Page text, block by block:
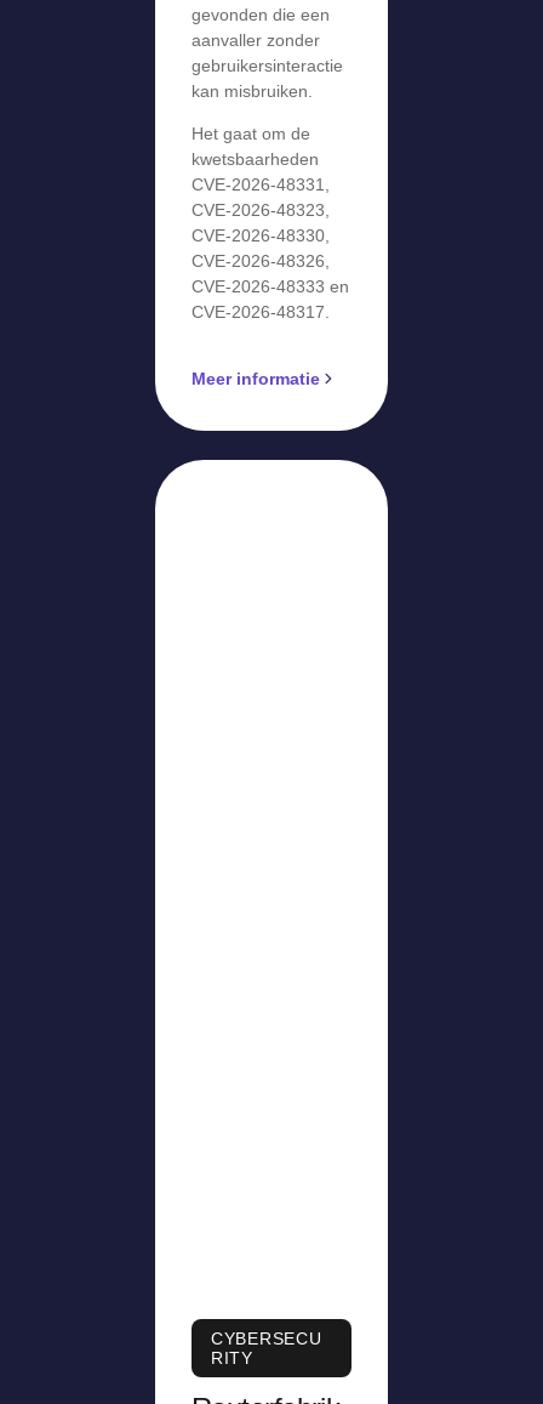
gevonden die een
aanvaller zonder
gebruikersinteractie
kan misbruiken.
Het gaat om de
kwetsbaarheden
CVE-2026-48331,
CVE-2026-48323,
CVE-2026-48330,
CVE-2026-48326,
CVE-2026-48333 en
CVE-2026-48317.
Meer informatie
CYBERSECU
RITY